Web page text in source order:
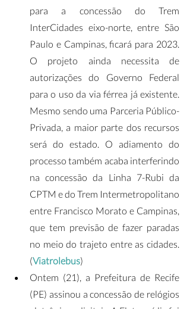
para a concessão do Trem
InterCidades eixo-norte, entre São
Paulo e Campinas, ficará para 2023.
O projeto ainda necessita de
autorizações do Governo Federal
para o uso da via férrea já existente.
Mesmo sendo uma Parceria Público-
Privada, a maior parte dos recursos
será do estado. O adiamento do
processo também acaba interferindo
na concessão da Linha 7-Rubi da
CPTM e do Trem Intermetropolitano
entre Francisco Morato e Campinas,
que tem previsão de fazer paradas
no meio do trajeto entre as cidades.
(Viatrolebus)
Ontem (21), a Prefeitura de Recife
(PE) assinou a concessão de relógios